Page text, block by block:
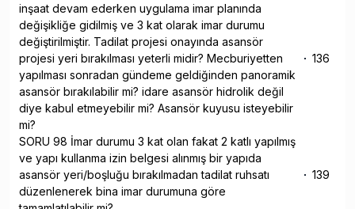
inşaat devam ederken uygulama imar planında
değişikliğe gidilmiş ve 3 kat olarak imar durumu
değiştirilmiştir. Tadilat projesi onayında asansör
projesi yeri bırakılması yeterli midir? Mecburiyetten
yapılması sonradan gündeme geldiğinden panoramik
asansör bırakılabilir mi? idare asansör hidrolik değil
diye kabul etmeyebilir mi? Asansör kuyusu isteyebilir
mi?
136
SORU 98 İmar durumu 3 kat olan fakat 2 katlı yapılmış
ve yapı kullanma izin belgesi alınmış bir yapıda
asansör yeri/boşluğu bırakılmadan tadilat ruhsatı
düzenlenerek bina imar durumuna göre
139